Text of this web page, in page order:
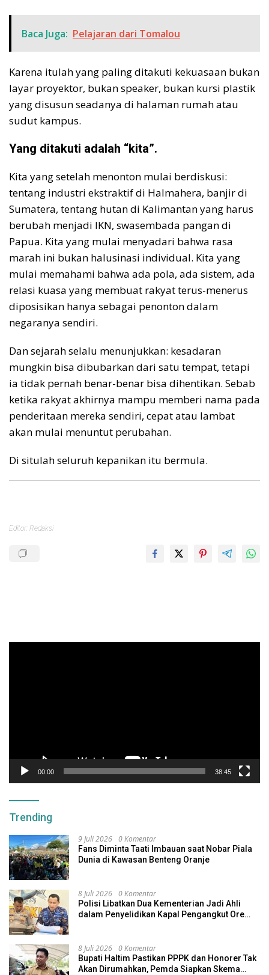
Baca Juga: Pelajaran dari Tomalou
Karena itulah yang paling ditakuti kekuasaan bukan
layar proyektor, bukan speaker, bukan kursi plastik
yang disusun seadanya di halaman rumah atau
sudut kampus.
Yang ditakuti adalah “kita”.
Kita yang setelah menonton mulai berdiskusi:
tentang industri ekstraktif di Halmahera, banjir di
Sumatera, tentang hutan di Kalimantan yang harus
berubah menjadi IKN, swasembada pangan di
Papua. Kita yang mulai menyadari bahwa rasa
marah ini bukan halusinasi individual. Kita yang
mulai memahami bahwa ada pola, ada sistem, ada
relasi kuasa yang membuat rakyat terus-menerus
diposisikan hanya sebagai penonton dalam
negaranya sendiri.
Dan sejarah selalu menunjukkan: kesadaran
mungkin bisa dibubarkan dari satu tempat, tetapi
ia tidak pernah benar-benar bisa dihentikan. Sebab
ketika rakyat akhirnya mampu memberi nama pada
penderitaan mereka sendiri, cepat atau lambat
akan mulai menuntut perubahan.
Di situlah seluruh kepanikan itu bermula.
Editor: Redaksi
00:00 38:45
Trending
9 Juli 2026 0 Komentar
Fans Diminta Taati Imbauan saat Nobar Piala
Dunia di Kawasan Benteng Oranje
8 Juli 2026 0 Komentar
Polisi Libatkan Dua Kementerian Jadi Ahli
dalam Penyelidikan Kapal Pengangkut Ore
8 Juli 2026 0 Komentar
Bupati Haltim Pastikan PPPK dan Honorer Tak
Akan Dirumahkan, Pemda Siapkan Skema